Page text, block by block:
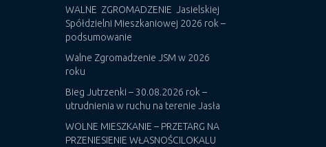
WALNE ZGROMADZENIE Jasielskiej
Spółdzielni Mieszkaniowej 2026 rok –
podsumowanie
Walne Zgromadzenie JSM w 2026
roku
Bieg Jutrzenki – 30.08.2026 rok –
utrudnienia w ruchu na terenie Jasła
WOLNE MIESZKANIE – PRZETARG NA
PRZENIESIENIE WŁASNOŚCILOKALU